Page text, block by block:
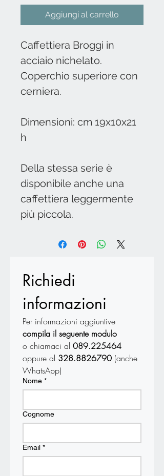
Aggiungi al carrello
Caffettiera Broggi in
acciaio nichelato.
Coperchio superiore con
cerniera.
Dimensioni: cm 19x10x21
h
Della stessa serie è
disponibile anche una
caffettiera leggermente
più piccola.
Richiedi
informazioni
compila il seguente modulo
o chiamaci al 089.225464
oppure al 328.8826790 (anche
WhatsApp)
Nome *
Cognome
Email *